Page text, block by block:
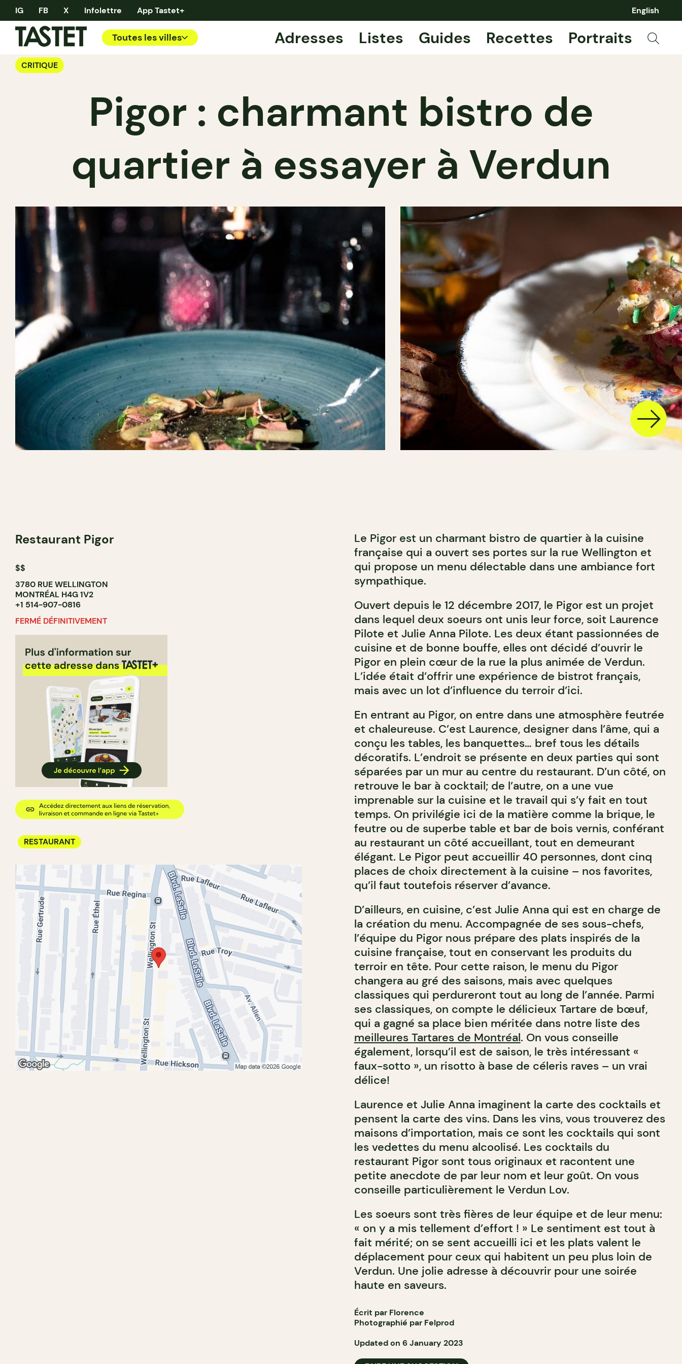
IG FB X Infolettre App Tastet+ English
Toutes les villes Adresses Listes Guides Recettes Portraits
CRITIQUE
Pigor : charmant bistro de
quartier à essayer à Verdun
Restaurant Pigor
$$
3780 RUE WELLINGTON
MONTRÉAL H4G 1V2
+1 514-907-0816
FERMÉ DÉFINITIVEMENT
RESTAURANT
Le Pigor est un charmant bistro de quartier à la cuisine
française qui a ouvert ses portes sur la rue Wellington et
qui propose un menu délectable dans une ambiance fort
sympathique.
Ouvert depuis le 12 décembre 2017, le Pigor est un projet
dans lequel deux soeurs ont unis leur force, soit Laurence
Pilote et Julie Anna Pilote. Les deux étant passionnées de
cuisine et de bonne bouffe, elles ont décidé d’ouvrir le
Pigor en plein cœur de la rue la plus animée de Verdun.
L’idée était d’offrir une expérience de bistrot français,
mais avec un lot d’influence du terroir d’ici.
En entrant au Pigor, on entre dans une atmosphère feutrée
et chaleureuse. C’est Laurence, designer dans l’âme, qui a
conçu les tables, les banquettes… bref tous les détails
décoratifs. L’endroit se présente en deux parties qui sont
séparées par un mur au centre du restaurant. D’un côté, on
retrouve le bar à cocktail; de l’autre, on a une vue
imprenable sur la cuisine et le travail qui s’y fait en tout
temps. On privilégie ici de la matière comme la brique, le
feutre ou de superbe table et bar de bois vernis, conférant
au restaurant un côté accueillant, tout en demeurant
élégant. Le Pigor peut accueillir 40 personnes, dont cinq
places de choix directement à la cuisine – nos favorites,
qu’il faut toutefois réserver d’avance.
D’ailleurs, en cuisine, c’est Julie Anna qui est en charge de
la création du menu. Accompagnée de ses sous-chefs,
l’équipe du Pigor nous prépare des plats inspirés de la
cuisine française, tout en conservant les produits du
terroir en tête. Pour cette raison, le menu du Pigor
changera au gré des saisons, mais avec quelques
classiques qui perdureront tout au long de l’année. Parmi
ses classiques, on compte le délicieux Tartare de bœuf,
qui a gagné sa place bien méritée dans notre liste des
meilleures Tartares de Montréal. On vous conseille
également, lorsqu’il est de saison, le très intéressant «
faux-sotto », un risotto à base de céleris raves – un vrai
délice!
Laurence et Julie Anna imaginent la carte des cocktails et
pensent la carte des vins. Dans les vins, vous trouverez des
maisons d’importation, mais ce sont les cocktails qui sont
les vedettes du menu alcoolisé. Les cocktails du
restaurant Pigor sont tous originaux et racontent une
petite anecdote de par leur nom et leur goût. On vous
conseille particulièrement le Verdun Lov.
Les soeurs sont très fières de leur équipe et de leur menu:
« on y a mis tellement d’effort ! » Le sentiment est tout à
fait mérité; on se sent accueilli ici et les plats valent le
déplacement pour ceux qui habitent un peu plus loin de
Verdun. Une jolie adresse à découvrir pour une soirée
haute en saveurs.
Écrit par Florence
Photographié par Felprod
Updated on 6 January 2023